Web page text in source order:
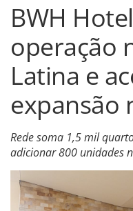
BWH
operação
Latina e
expansão
Rede soma 1,5 mil
adicionar 800 unidades